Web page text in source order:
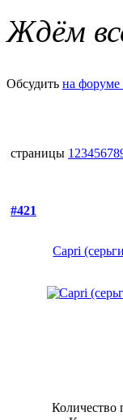
Ждём
Обсудить на форуме
страницы 1 2345678
#421
Capri
Количество